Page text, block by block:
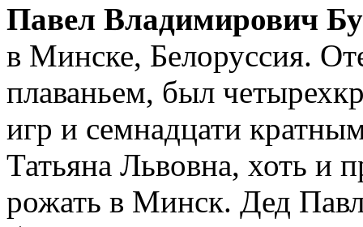
Павел Владимирович
в Минске, Белоруссия.
плаваньем, был
игр и семнадцати
Татьяна Львовна, хоть и
рожать в Минск. Дед